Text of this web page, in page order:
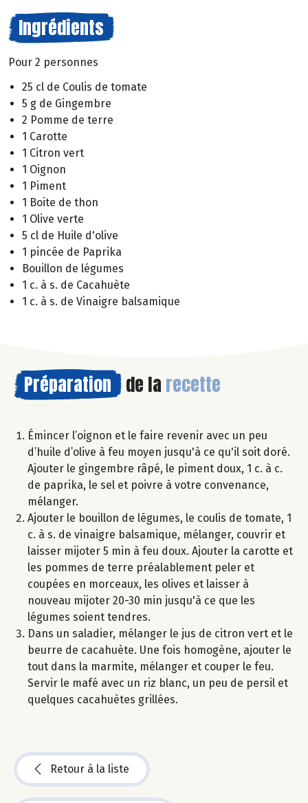
Ingrédients
Pour 2 personnes
25 cl de Coulis de tomate
5 g de Gingembre
2 Pomme de terre
1 Carotte
1 Citron vert
1 Oignon
1 Piment
1 Boite de thon
1 Olive verte
5 cl de Huile d'olive
1 pincée de Paprika
Bouillon de légumes
1 c. à s. de Cacahuète
1 c. à s. de Vinaigre balsamique
Préparation de la recette
Émincer l’oignon et le faire revenir avec un peu
d’huile d’olive à feu moyen jusqu'à ce qu'il soit doré.
Ajouter le gingembre râpé, le piment doux, 1 c. à c.
de paprika, le sel et poivre à votre convenance,
mélanger.
Ajouter le bouillon de légumes, le coulis de tomate, 1
c. à s. de vinaigre balsamique, mélanger, couvrir et
laisser mijoter 5 min à feu doux. Ajouter la carotte et
les pommes de terre préalablement peler et
coupées en morceaux, les olives et laisser à
nouveau mijoter 20-30 min jusqu'à ce que les
légumes soient tendres.
Dans un saladier, mélanger le jus de citron vert et le
beurre de cacahuète. Une fois homogène, ajouter le
tout dans la marmite, mélanger et couper le feu.
Servir le mafé avec un riz blanc, un peu de persil et
quelques cacahuètes grillées.
Retour à la liste